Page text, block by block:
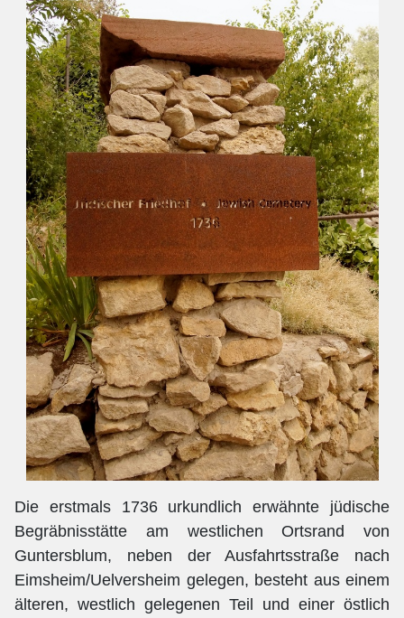
Die erstmals 1736 urkundlich erwähnte jüdische
Begräbnisstätte am westlichen Ortsrand von
Guntersblum, neben der Ausfahrtsstraße nach
Eimsheim/Uelversheim gelegen, besteht aus einem
älteren, westlich gelegenen Teil und einer östlich